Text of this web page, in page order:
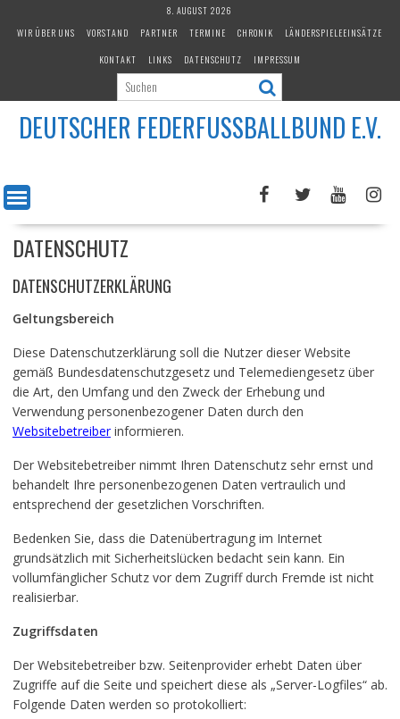
8. AUGUST 2026
WIR ÜBER UNS
VORSTAND PARTNER TERMINE CHRONIK
LÄNDERSPIELEEINSÄTZE
KONTAKT
LINKS DATENSCHUTZ IMPRESSUM
DEUTSCHER FEDERFUSSBALLBUND E.V.
DATENSCHUTZ
DATENSCHUTZERKLÄRUNG
Geltungsbereich
Diese Datenschutzerklärung soll die Nutzer dieser Website
gemäß Bundesdatenschutzgesetz und Telemediengesetz über
die Art, den Umfang und den Zweck der Erhebung und
Verwendung personenbezogener Daten durch den
Websitebetreiberinformieren.
Der Websitebetreiber nimmt Ihren Datenschutz sehr ernst und
behandelt Ihre personenbezogenen Daten vertraulich und
entsprechend der gesetzlichen Vorschriften.
Bedenken Sie, dass die Datenübertragung im Internet
grundsätzlich mit Sicherheitslücken bedacht sein kann. Ein
vollumfänglicher Schutz vor dem Zugriff durch Fremde ist nicht
realisierbar.
Zugriffsdaten
Der Websitebetreiber bzw. Seitenprovider erhebt Daten über
Zugriffe auf die Seite und speichert diese als „Server-Logfiles“ ab.
Folgende Daten werden so protokolliert: